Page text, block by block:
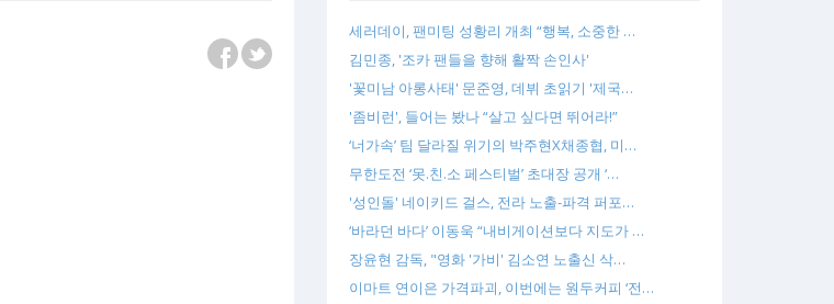
세러데이, 팬미팅 성황리 개최 “행복, 소중한 …
김민종, '조카 팬들을 향해 활짝 손인사'
'꽃미남 아롱사태' 문준영, 데뷔 초읽기 '제국…
'좀비런', 들어는 봤나 “살고 싶다면 뛰어라!”
‘너가속’ 팀 달라질 위기의 박주현X채종협, 미…
무한도전 ‘못.친.소 페스티벌’ 초대장 공개 ‘…
'성인돌' 네이키드 걸스, 전라 노출-파격 퍼포…
‘바라던 바다’ 이동욱 “내비게이션보다 지도가 …
장윤현 감독, "영화 '가비' 김소연 노출신 삭…
이마트 연이은 가격파괴, 이번에는 원두커피 ‘전…